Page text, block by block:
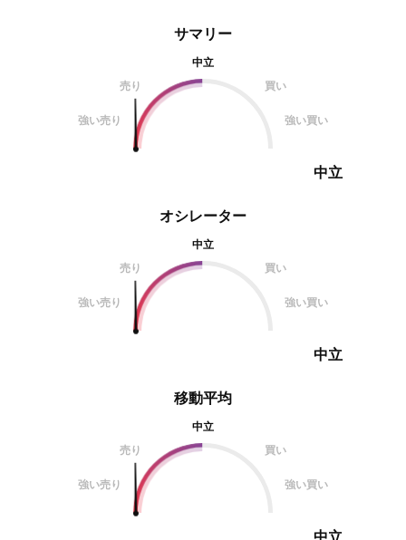
オシレーター
中立
売り
買い
強い売り 強い買い
中立
サマリー
中立
売り
買い
強い売り 強い買い
中立
移動平均
中立
売り
買い
強い売り 強い買い
中立